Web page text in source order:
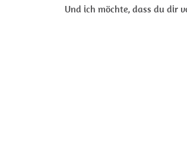
Und ich möchte, dass du dir